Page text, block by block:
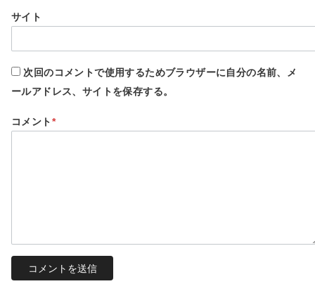
サイト
次回のコメントで使用するためブラウザーに自分の名前、メ
ールアドレス、サイトを保存する。
コメント*